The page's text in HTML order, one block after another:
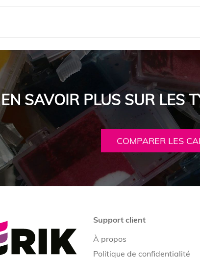
EN SAVOIR PLUS SUR LES
COMPARER LES
Support client
À propos
Politique de confidentialité